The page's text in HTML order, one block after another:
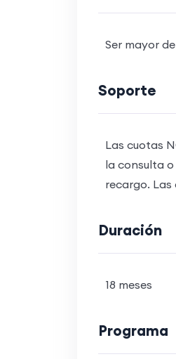
Ser mayor
Soporte
Las cuotas
la consulta
recargo.
Duración
18 meses
Programa